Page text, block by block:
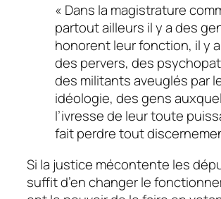
« Dans la magistrature
partout ailleurs il y a des
honorent leur fonction, il y
des pervers, des
des militants aveuglés par
idéologie, des gens
l’ivresse de leur toute
fait perdre tout
Si la justice mécontente les
suffit d’en changer le